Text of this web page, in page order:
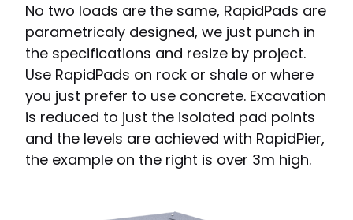
No two loads are the same, RapidPads are
parametricaly designed, we just punch in
the specifications and resize by project.
Use RapidPads on rock or shale or where
you just prefer to use concrete. Excavation
is reduced to just the isolated pad points
and the levels are achieved with RapidPier,
the example on the right is over 3m high.